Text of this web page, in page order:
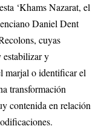
‘Khams Nazarat, el
Daniel Dent
cuyas
estabilizar y
marjal o identificar el
transformación
contenida en relación